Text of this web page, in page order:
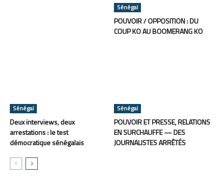
Sénégal
POUVOIR / OPPOSITION : DU
COUP KO AU BOOMERANG KO
Sénégal
Deux interviews, deux
arrestations : le test
démocratique sénégalais
Sénégal
POUVOIR ET PRESSE, RELATIONS
EN SURCHAUFFE — DES
JOURNALISTES ARRÊTÉS